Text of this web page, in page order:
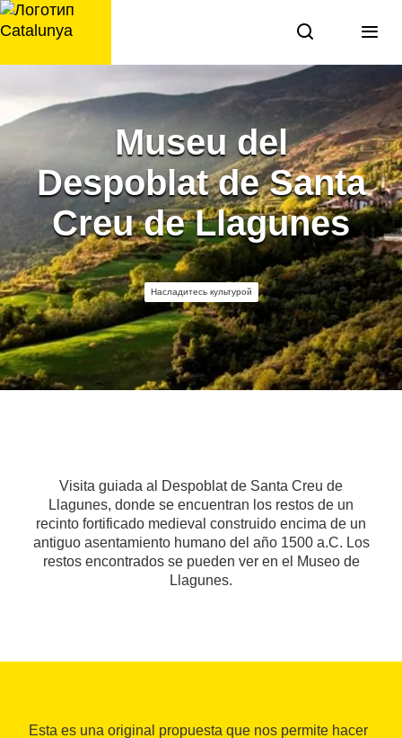
перейти
к
Museu del
Despoblat de Santa
Creu de Llagunes
Насладитесь культурой
Visita guiada al Despoblat de Santa Creu de
Llagunes, donde se encuentran los restos de un
recinto fortificado medieval construido encima de un
antiguo asentamiento humano del año 1500 a.C. Los
restos encontrados se pueden ver en el Museo de
Llagunes.
Esta es una original propuesta que nos permite hacer